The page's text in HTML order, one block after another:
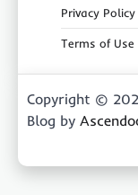
Privacy Policy
Terms of Use
Copyright ©
Blog by